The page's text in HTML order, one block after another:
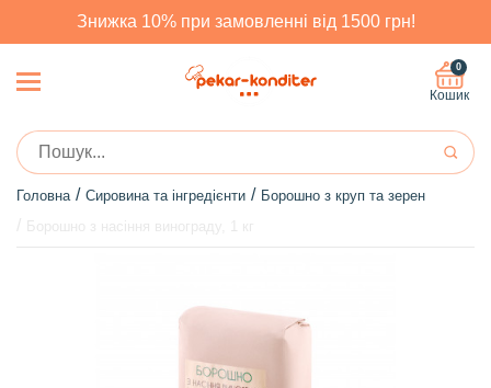
Знижка 10% при замовленні від 1500 грн!
0
Кошик
Головна Сировина та інгредієнти
Борошно з круп та зерен